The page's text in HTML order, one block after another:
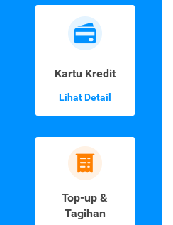
Kartu Kredit
Lihat Detail
Top-up &
Tagihan